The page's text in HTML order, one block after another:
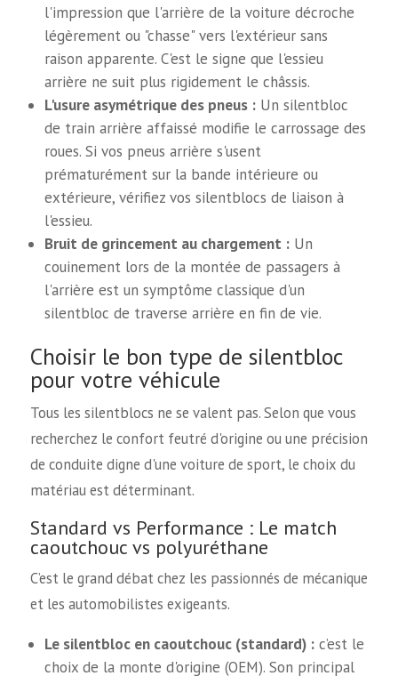
l'impression que l'arrière de la voiture décroche
légèrement ou "chasse" vers l'extérieur sans
raison apparente. C'est le signe que l'essieu
arrière ne suit plus rigidement le châssis.
L'usure asymétrique des pneus : Un silentbloc
de train arrière affaissé modifie le carrossage des
roues. Si vos pneus arrière s'usent
prématurément sur la bande intérieure ou
extérieure, vérifiez vos silentblocs de liaison à
l'essieu.
Bruit de grincement au chargement : Un
couinement lors de la montée de passagers à
l'arrière est un symptôme classique d'un
silentbloc de traverse arrière en fin de vie.
Choisir le bon type de silentbloc
pour votre véhicule
Tous les silentblocs ne se valent pas. Selon que vous
recherchez le confort feutré d'origine ou une précision
de conduite digne d'une voiture de sport, le choix du
matériau est déterminant.
Standard vs Performance : Le match
caoutchouc vs polyuréthane
C’est le grand débat chez les passionnés de mécanique
et les automobilistes exigeants.
Le silentbloc en caoutchouc (standard) : c’est le
choix de la monte d'origine (OEM). Son principal